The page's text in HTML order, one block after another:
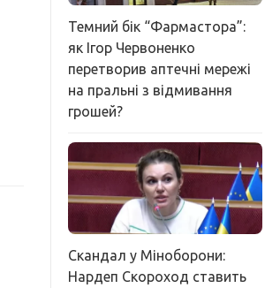
Темний бік “Фармастора”:
як Ігор Червоненко
перетворив аптечні мережі
на пральні з відмивання
грошей?
Скандал у Міноборони:
Нардеп Скороход ставить